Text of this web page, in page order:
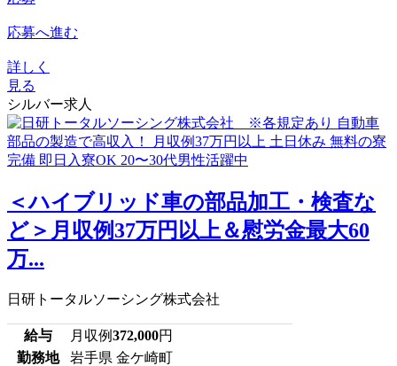
応募へ進む
詳しく
見る
シルバー求人
＜ハイブリッド車の部品加工・検査な
ど＞月収例37万円以上＆慰労金最大60
万...
日研トータルソーシング株式会社
給与 月収例372,000円
勤務地
岩手県 金ケ崎町